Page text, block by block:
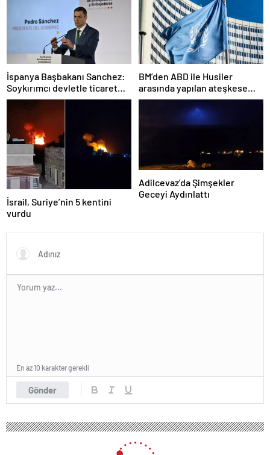
İspanya Başbakanı Sanchez:
Soykırımcı devletle ticaret
yapmayız
BM’den ABD ile Husiler
arasında yapılan ateşkese
ilişkin değerlendirme
İsrail, Suriye’nin 5 kentini
vurdu
Adilcevaz’da Şimşekler
Geceyi Aydınlattı
Gönder
En az 10 karakter gerekli